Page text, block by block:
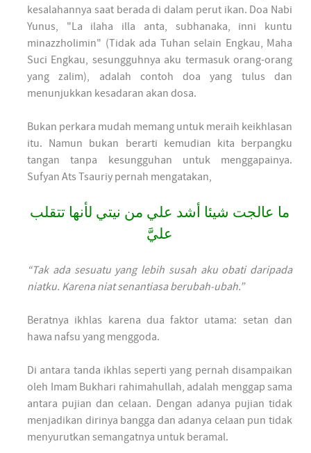
kesalahannya saat berada di dalam perut ikan. Doa Nabi
Yunus, "La ilaha illa anta, subhanaka, inni kuntu
minazzholimin" (Tidak ada Tuhan selain Engkau, Maha
Suci Engkau, sesungguhnya aku termasuk orang-orang
yang zalim), adalah contoh doa yang tulus dan
menunjukkan kesadaran akan dosa.
Bukan perkara mudah memang untuk meraih keikhlasan
itu. Namun bukan berarti kemudian kita berpangku
tangan tanpa kesungguhan untuk menggapainya.
Sufyan Ats Tsauriy pernah mengatakan,
ما عالجت شيئا أشد علي من نيتي لأنها تتقلب
عليَّ
“Tak ada sesuatu yang lebih susah aku obati daripada
niatku. Karena niat senantiasa berubah-ubah.”
Beratnya ikhlas karena dua faktor utama: setan dan
hawa nafsu yang menggoda.
Di antara tanda ikhlas seperti yang pernah disampaikan
oleh Imam Bukhari rahimahullah, adalah menggap sama
antara pujian dan celaan. Dengan adanya pujian tidak
menjadikan dirinya bangga dan adanya celaan pun tidak
menyurutkan semangatnya untuk beramal.